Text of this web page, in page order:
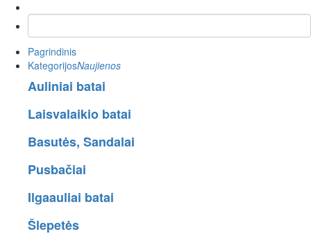
Pagrindinis
KategorijosNaujienos
Auliniai batai
Laisvalaikio batai
Basutės, Sandalai
Pusbačiai
Ilgaauliai batai
Šlepetės